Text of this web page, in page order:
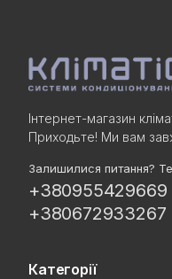
Інтернет-магазин
Приходьте! Ми вам
Залишилися питання?
+380955429669
+380672933267
Категорії